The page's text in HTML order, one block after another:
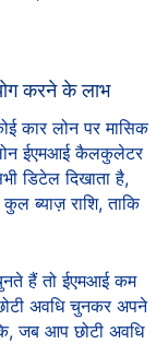
करने के लाभ
कार लोन पर मासिक
ईएमआई कैलकुलेटर
डिटेल दिखाता है,
ब्याज़ राशि, ताकि
हैं तो ईएमआई कम
अवधि चुनकर अपने
जब आप छोटी अवधि